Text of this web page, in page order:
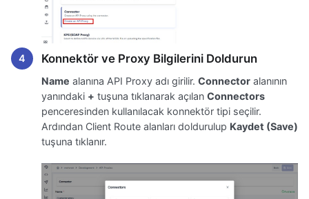
Konnektör ve Proxy Bilgilerini Doldurun
Name alanına API Proxy adı girilir. Connector alanının
yanındaki + tuşuna tıklanarak açılan Connectors
penceresinden kullanılacak konnektör tipi seçilir.
Ardından Client Route alanları doldurulup Kaydet (Save)
tuşuna tıklanır.